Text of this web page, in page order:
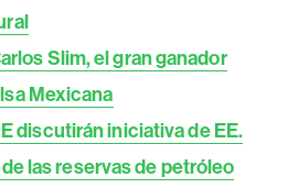
Slim, el gran ganador
Mexicana
discutirán iniciativa de EE.
las reservas de petróleo